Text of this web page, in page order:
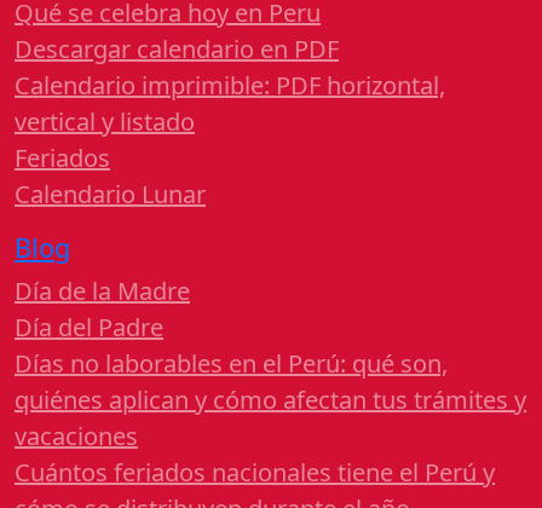
Qué se celebra hoy en Peru
Descargar calendario en PDF
Calendario imprimible: PDF horizontal,
vertical y listado
Feriados
Calendario Lunar
Blog
Día de la Madre
Día del Padre
Días no laborables en el Perú: qué son,
quiénes aplican y cómo afectan tus trámites y
vacaciones
Cuántos feriados nacionales tiene el Perú y